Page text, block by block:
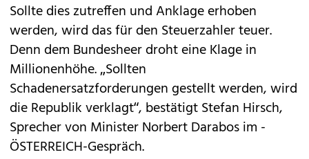
Sollte dies zutreffen und Anklage erhoben
werden, wird das für den Steuerzahler teuer.
Denn dem Bundesheer droht eine Klage in
Millionenhöhe. „Sollten
Schadenersatzforderungen gestellt werden, wird
die Republik verklagt“, bestätigt Stefan Hirsch,
Sprecher von Minister Norbert Darabos im ­
ÖSTERREICH-Gespräch.